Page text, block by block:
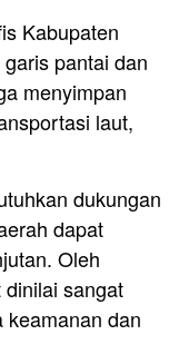
Kabupaten
pantai dan
menyimpan
laut,
dukungan
dapat
Oleh
sangat
keamanan dan